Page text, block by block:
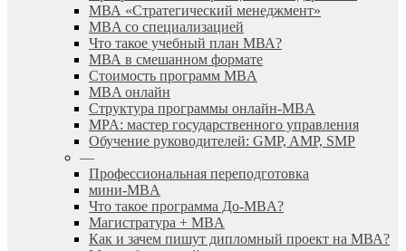
МВА «Cтратегический менеджмент»
MBA со специализацией
Что такое учебный план МВА?
МВА в смешанном формате
Стоимость программ MBA
MBA онлайн
Cтруктура программы онлайн-MBA
MPA: мастер государственного управления
Обучение руководителей: GMP, AMP, SMP
—
Профессиональная переподготовка
мини-MBA
Что такое программа До-MBA?
Магистратура + MBA
Как и зачем пишут дипломный проект на МВА?